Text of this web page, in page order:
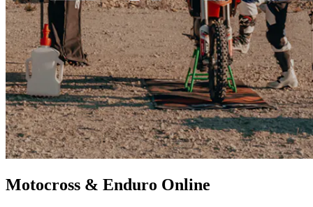
Motocross & Enduro Online